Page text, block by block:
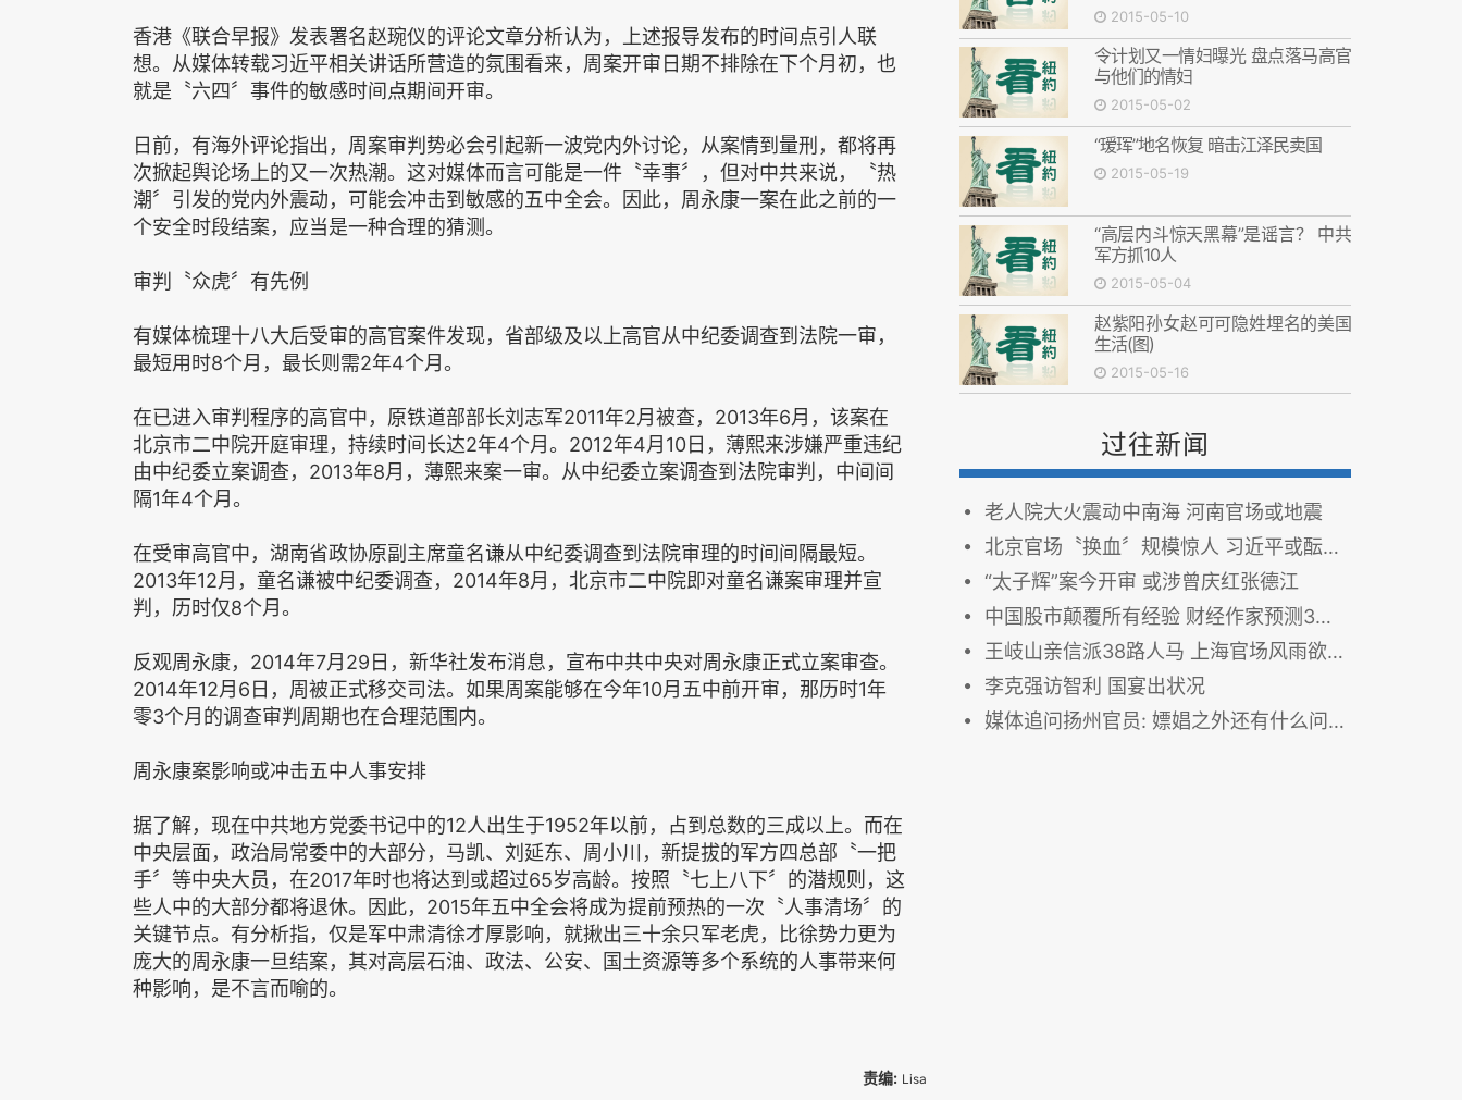
香港《联合早报》发表署名赵琬仪的评论文章分析认为，上述报导发布的时间点引人联
想。从媒体转载习近平相关讲话所营造的氛围看来，周案开审日期不排除在下个月初，也
就是〝六四〞事件的敏感时间点期间开审。
日前，有海外评论指出，周案审判势必会引起新一波党内外讨论，从案情到量刑，都将再
次掀起舆论场上的又一次热潮。这对媒体而言可能是一件〝幸事〞，但对中共来说，〝热
潮〞引发的党内外震动，可能会冲击到敏感的五中全会。因此，周永康一案在此之前的一
个安全时段结案，应当是一种合理的猜测。
审判〝众虎〞有先例
有媒体梳理十八大后受审的高官案件发现，省部级及以上高官从中纪委调查到法院一审，
最短用时8个月，最长则需2年4个月。
在已进入审判程序的高官中，原铁道部部长刘志军2011年2月被查，2013年6月，该案在
北京市二中院开庭审理，持续时间长达2年4个月。2012年4月10日，薄熙来涉嫌严重违纪
由中纪委立案调查，2013年8月，薄熙来案一审。从中纪委立案调查到法院审判，中间间
隔1年4个月。
在受审高官中，湖南省政协原副主席童名谦从中纪委调查到法院审理的时间间隔最短。
2013年12月，童名谦被中纪委调查，2014年8月，北京市二中院即对童名谦案审理并宣
判，历时仅8个月。
反观周永康，2014年7月29日，新华社发布消息，宣布中共中央对周永康正式立案审查。
2014年12月6日，周被正式移交司法。如果周案能够在今年10月五中前开审，那历时1年
零3个月的调查审判周期也在合理范围内。
周永康案影响或冲击五中人事安排
据了解，现在中共地方党委书记中的12人出生于1952年以前，占到总数的三成以上。而在
中央层面，政治局常委中的大部分，马凯、刘延东、周小川，新提拔的军方四总部〝一把
手〞等中央大员，在2017年时也将达到或超过65岁高龄。按照〝七上八下〞的潜规则，这
些人中的大部分都将退休。因此，2015年五中全会将成为提前预热的一次〝人事清场〞的
关键节点。有分析指，仅是军中肃清徐才厚影响，就揪出三十余只军老虎，比徐势力更为
庞大的周永康一旦结案，其对高层石油、政法、公安、国土资源等多个系统的人事带来何
种影响，是不言而喻的。
责编: Lisa
2015-05-10
令计划又一情妇曝光 盘点落马高官
与他们的情妇
2015-05-02
“瑷珲”地名恢复 暗击江泽民卖国
2015-05-19
“高层内斗惊天黑幕”是谣言？ 中共
军方抓10人
2015-05-04
赵紫阳孙女赵可可隐姓埋名的美国
生活(图)
2015-05-16
过往新闻
老人院大火震动中南海 河南官场或地震
北京官场〝换血〞规模惊人 习近平或酝酿大动作
“太子辉”案今开审 或涉曾庆红张德江
中国股市颠覆所有经验 财经作家预测3结局
王岐山亲信派38路人马 上海官场风雨欲来(图)
李克强访智利 国宴出状况
媒体追问扬州官员: 嫖娼之外还有什么问题